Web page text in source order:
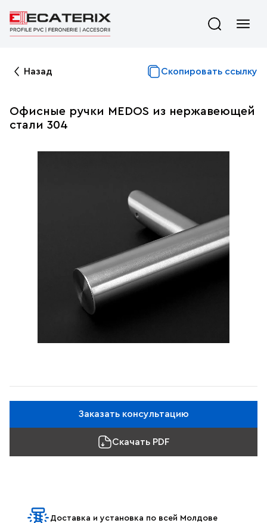
Назад Скопировать ссылку
Офисные ручки MEDOS из нержавеющей
стали 304
Заказать консультацию
Скачать PDF
Доставка и установка по всей Молдове